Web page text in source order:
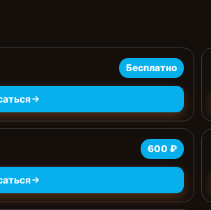
Бесплатно
600 ₽